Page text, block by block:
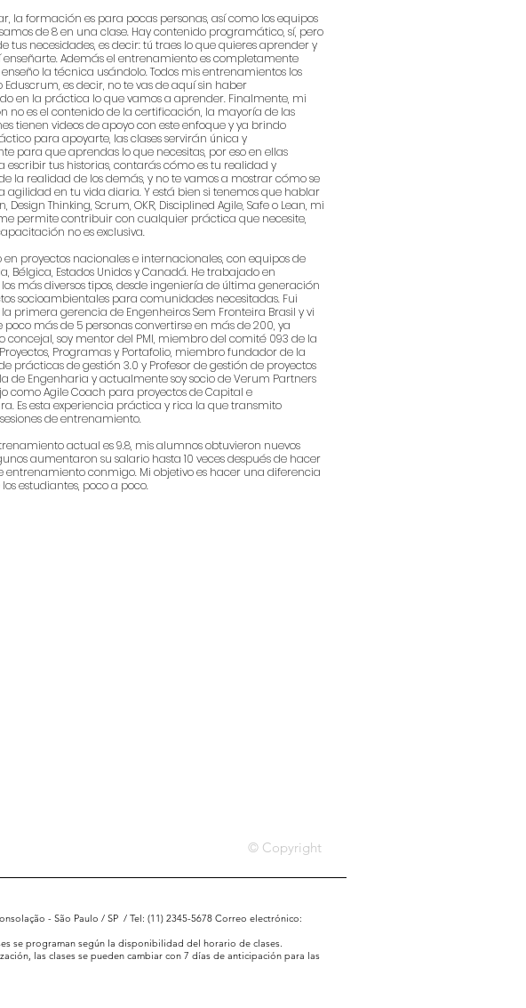
la formación es para pocas personas, así como los equipos
de 8 en una clase. Hay contenido programático, sí, pero
tus necesidades, es decir: tú traes lo que quieres aprender y
enseñarte. Además el entrenamiento es completamente
la técnica usándolo. Todos mis entrenamientos los
Eduscrum, es decir, no te vas de aquí sin haber
en la práctica lo que vamos a aprender. Finalmente, mi
no es el contenido de la certificación, la mayoría de las
tienen videos de apoyo con este enfoque y ya brindo
para apoyarte, las clases servirán única y
para que aprendas lo que necesitas, por eso en ellas
escribir tus historias, contarás cómo es tu realidad y
la realidad de los demás, y no te vamos a mostrar cómo se
agilidad en tu vida diaria. Y está bien si tenemos que hablar
Design Thinking, Scrum, OKR, Disciplined Agile, Safe o Lean, mi
permite contribuir con cualquier práctica que necesite,
no es exclusiva.
en proyectos nacionales e internacionales, con equipos de
Bélgica, Estados Unidos y Canadá. He trabajado en
más diversos tipos, desde ingeniería de última generación
socioambientales para comunidades necesitadas. Fui
primera gerencia de Engenheiros Sem Fronteira Brasil y vi
poco más de 5 personas convertirse en más de 200, ya
concejal, soy mentor del PMI, miembro del comité 093 de la
Programas y Portafolio, miembro fundador de la
prácticas de gestión 3.0 y Profesor de gestión de proyectos
de Engenharia y actualmente soy socio de Verum Partners
como Agile Coach para proyectos de Capital e
Es esta experiencia práctica y rica la que transmito
de entrenamiento.
actual es 9.8, mis alumnos obtuvieron nuevos
aumentaron su salario hasta 10 veces después de hacer
entrenamiento conmigo. Mi objetivo es hacer una diferencia
estudiantes, poco a poco.
© Copyright
- São Paulo / SP / Tel: (11) 2345-5678 Correo electrónico:
se programan según la disponibilidad del horario de clases.
las clases se pueden cambiar con 7 días de anticipación para las